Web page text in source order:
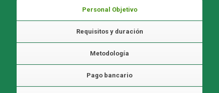
Personal Objetivo
Requisitos y duración
Metodología
Pago bancario